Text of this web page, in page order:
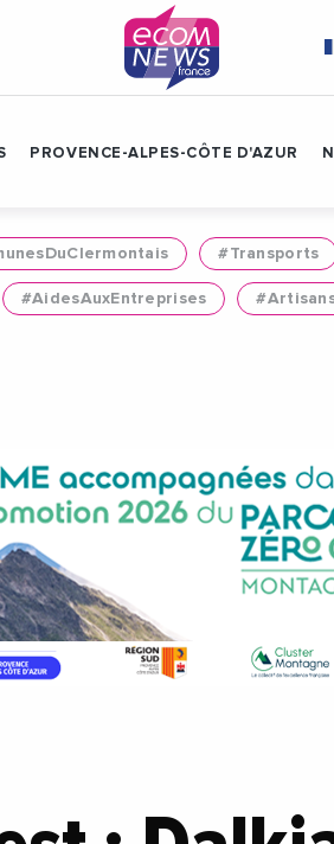
PROVENCE-ALPES-CÔTE D'AZUR
#Transports
#AidesAuxEntreprises